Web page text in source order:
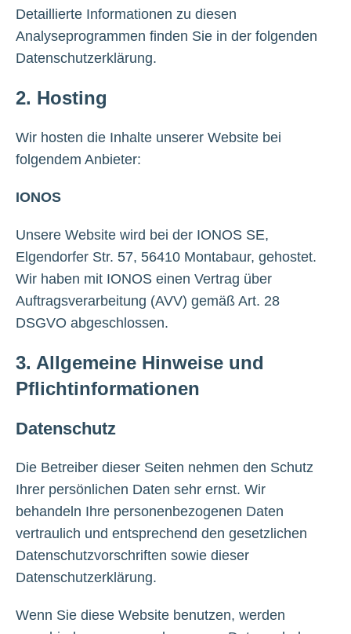
Detaillierte Informationen zu diesen
Analyseprogrammen finden Sie in der folgenden
Datenschutzerklärung.
2. Hosting
Wir hosten die Inhalte unserer Website bei
folgendem Anbieter:
IONOS
Unsere Website wird bei der IONOS SE,
Elgendorfer Str. 57, 56410 Montabaur, gehostet.
Wir haben mit IONOS einen Vertrag über
Auftragsverarbeitung (AVV) gemäß Art. 28
DSGVO abgeschlossen.
3. Allgemeine Hinweise und
Pflichtinformationen
Datenschutz
Die Betreiber dieser Seiten nehmen den Schutz
Ihrer persönlichen Daten sehr ernst. Wir
behandeln Ihre personenbezogenen Daten
vertraulich und entsprechend den gesetzlichen
Datenschutzvorschriften sowie dieser
Datenschutzerklärung.
Wenn Sie diese Website benutzen, werden